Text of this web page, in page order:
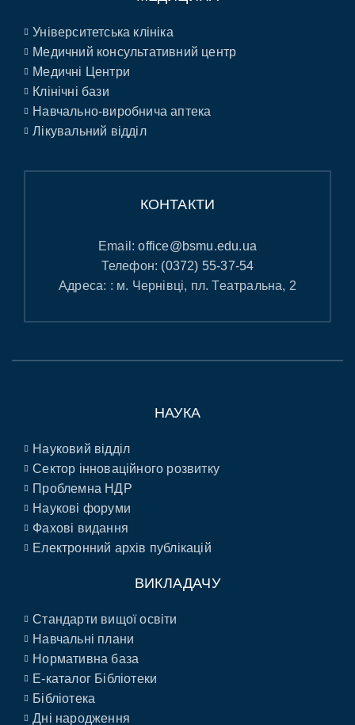
Університетська клініка
Медичний консультативний центр
Медичні Центри
Клінічні бази
Навчально-виробнича аптека
Лікувальний відділ
КОНТАКТИ
Email:office@bsmu.edu.ua
Телефон: (0372) 55-37-54
Адреса: : м. Чернівці, пл. Театральна, 2
НАУКА
Науковий відділ
Сектор інноваційного розвитку
Проблемна НДР
Наукові форуми
Фахові видання
Електронний архів публікацій
ВИКЛАДАЧУ
Стандарти вищої освіти
Навчальні плани
Нормативна база
E-каталог Бібліотеки
Бібліотека
Дні народження